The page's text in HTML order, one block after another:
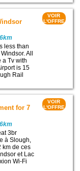
6km
less than
All
a Tv with
is 15
Rail
VOIR
L'OFFRE
for 7
6km
3br
à Slough,
km de ces
et Lac
Wi-Fi
VOIR
L'OFFRE